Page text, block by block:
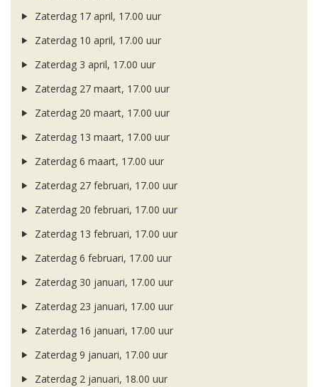
Zaterdag 17 april, 17.00 uur
Zaterdag 10 april, 17.00 uur
Zaterdag 3 april, 17.00 uur
Zaterdag 27 maart, 17.00 uur
Zaterdag 20 maart, 17.00 uur
Zaterdag 13 maart, 17.00 uur
Zaterdag 6 maart, 17.00 uur
Zaterdag 27 februari, 17.00 uur
Zaterdag 20 februari, 17.00 uur
Zaterdag 13 februari, 17.00 uur
Zaterdag 6 februari, 17.00 uur
Zaterdag 30 januari, 17.00 uur
Zaterdag 23 januari, 17.00 uur
Zaterdag 16 januari, 17.00 uur
Zaterdag 9 januari, 17.00 uur
Zaterdag 2 januari, 18.00 uur